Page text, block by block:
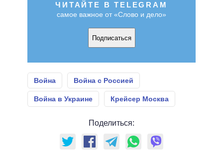
ЧИТАЙТЕ В TELEGRAM
самое важное от «Слово и дело»
Подписаться
Война Война с Россией
Война в Украине Крейсер Москва
Поделиться: